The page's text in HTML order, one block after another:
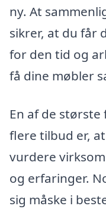
ny. At
sikrer, at du får
for den tid og
få dine møbler
En af de
flere tilbud er,
vurdere
og erfaringer.
sig måske i